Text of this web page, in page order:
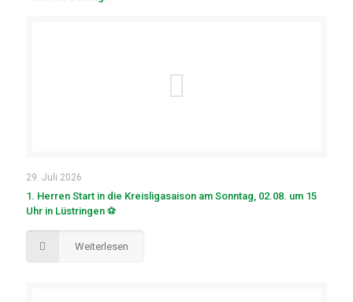
29. Juli 2026
1. Herren Start in die Kreisligasaison am Sonntag, 02.08. um 15
Uhr in Lüstringen ⚽
Weiterlesen